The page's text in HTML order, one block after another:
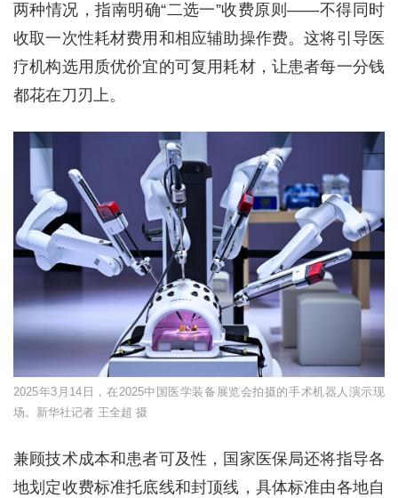
两种情况，指南明确“二选一”收费原则——不得同时
收取一次性耗材费用和相应辅助操作费。这将引导医
疗机构选用质优价宜的可复用耗材，让患者每一分钱
都花在刀刃上。
2025年3月14日，在2025中国医学装备展览会拍摄的手术机器人演示现
场。新华社记者 王全超 摄
兼顾技术成本和患者可及性，国家医保局还将指导各
地划定收费标准托底线和封顶线，具体标准由各地自